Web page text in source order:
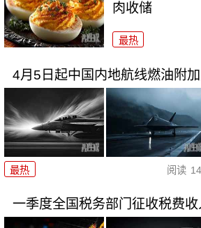
肉收储
最热
4月5日起中国内地航线燃油附
最热 阅读
一季度全国税务部门征收税费